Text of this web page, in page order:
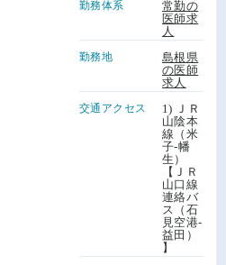
勤務体系
常勤の
医師求
人
勤務地
島根県
の医師
求人
交通アクセス
1) ＪＲ
山陰本
線（米
子-幡
生）
【ＪＲ
山口線
連絡バ
ス（石
見空港-
益田）
】